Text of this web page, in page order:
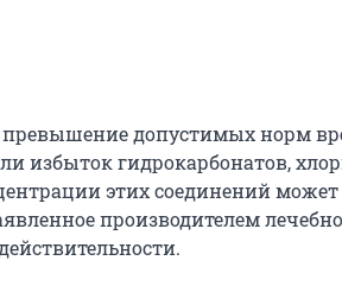
допустимых норм
избыток гидрокарбонатов,
этих соединений может
производителем